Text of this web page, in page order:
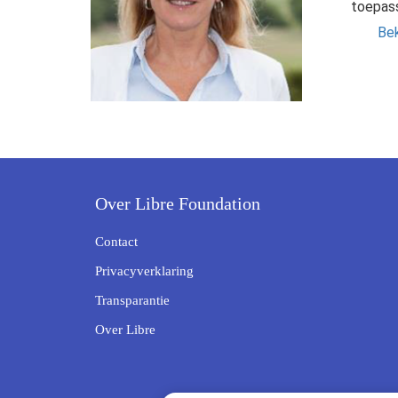
Over Libre Foundation
Contact
Privacyverklaring
Transparantie
Over Libre